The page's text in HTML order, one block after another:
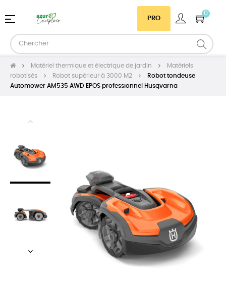
PRO
0
Basculer
navigation
☰
Matériel thermique et électrique de jardin
Matériels
robotisés
Robot supérieur à 3000 M2
Robot tondeuse
Automower AM535 AWD EPOS professionnel Husqvarna